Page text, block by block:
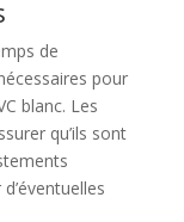
de
pour
blanc. Les
qu’ils sont